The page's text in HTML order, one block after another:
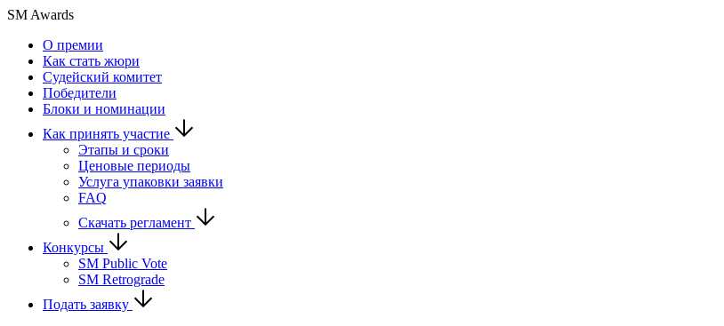
SM Awards
О премии
Как стать жюри
Судейский комитет
Победители
Блоки и номинации
Как принять участие
Этапы и сроки
Ценовые периоды
Услуга упаковки заявки
FAQ
Скачать регламент
Конкурсы
SM Public Vote
SM Retrograde
Подать заявку